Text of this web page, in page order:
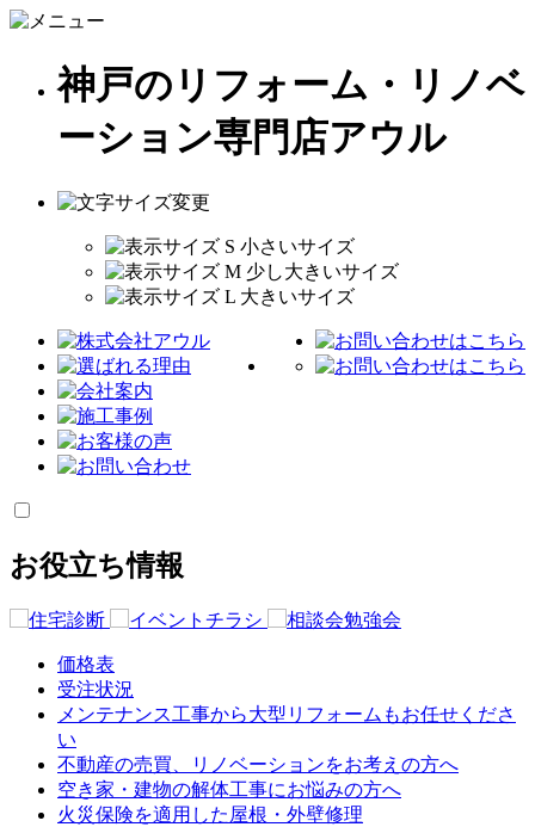
神戸のリフォーム・リノベ
ーション専門店アウル
お役立ち情報
価格表
受注状況
メンテナンス工事から大型リフォームもお任せくださ
い
不動産の売買、リノベーションをお考えの方へ
空き家・建物の解体工事にお悩みの方へ
火災保険を適用した屋根・外壁修理